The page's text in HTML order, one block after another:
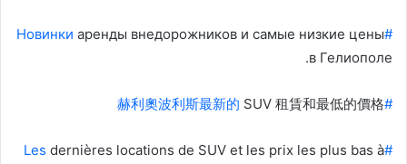
#Новинки
аренды внедорожников и самые низкие цены
в Гелиополе.
#赫利奧波利斯最新的
SUV 租賃和最低的價格
#Les
dernières locations de SUV et les prix les plus bas à